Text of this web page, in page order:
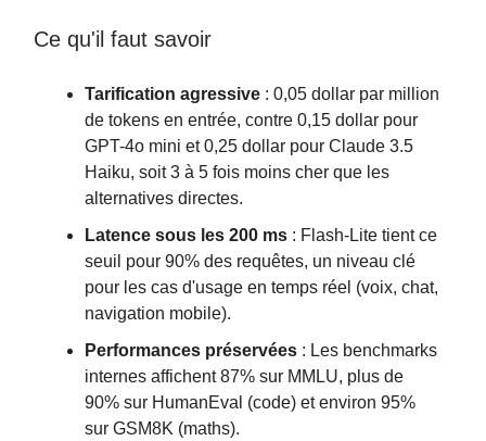
Ce qu'il faut savoir
Tarification agressive : 0,05 dollar par million
de tokens en entrée, contre 0,15 dollar pour
GPT-4o mini et 0,25 dollar pour Claude 3.5
Haiku, soit 3 à 5 fois moins cher que les
alternatives directes.
Latence sous les 200 ms : Flash-Lite tient ce
seuil pour 90% des requêtes, un niveau clé
pour les cas d'usage en temps réel (voix, chat,
navigation mobile).
Performances préservées : Les benchmarks
internes affichent 87% sur MMLU, plus de
90% sur HumanEval (code) et environ 95%
sur GSM8K (maths).